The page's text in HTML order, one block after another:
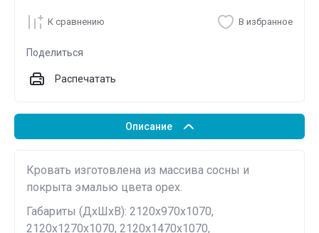
К сравнению В избранное
Поделиться
Распечатать
Описание
Кровать изготовлена из массива сосны и
покрыта эмалью цвета орех.
Габариты (ДхШхВ): 2120x970x1070,
2120x1270x1070, 2120x1470x1070,